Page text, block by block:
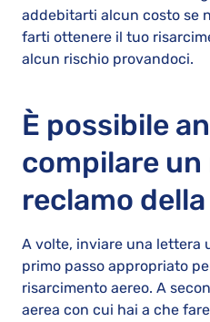
addebitarti alcun costo se
farti ottenere il tuo
alcun rischio provandoci.
È possibile
compilare
reclamo
A volte, inviare una lettera
primo passo appropriato
risarcimento aereo. A
aerea con cui hai a che